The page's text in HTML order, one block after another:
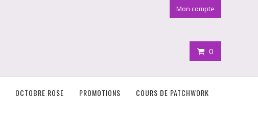
Mon compte
0
OCTOBRE ROSE PROMOTIONS COURS DE PATCHWORK